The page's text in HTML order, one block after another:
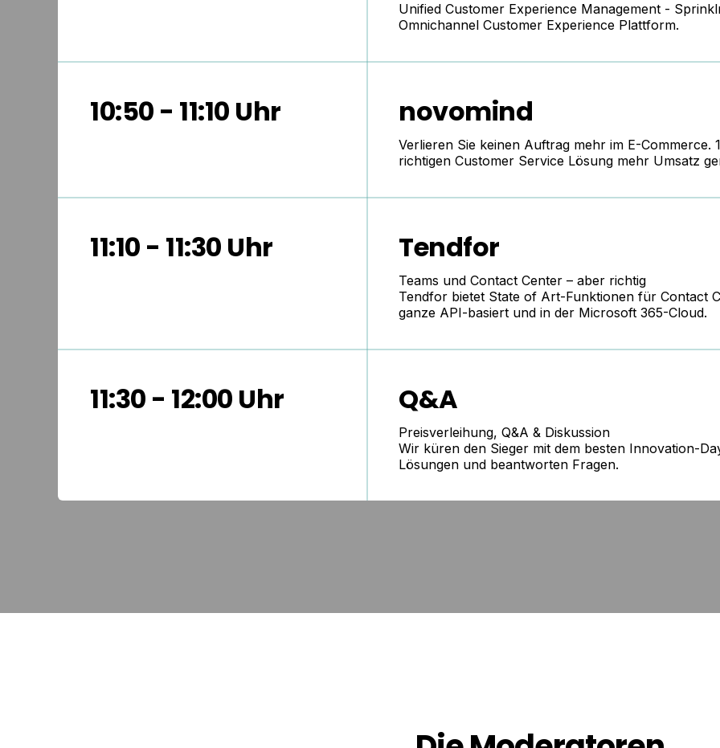
Unified Customer Experience Management -
Omnichannel Customer Experience Plattform.
10:50 - 11:10 Uhr novomind
Verlieren Sie keinen Auftrag mehr im E-Commerce.
richtigen Customer Service Lösung mehr Umsatz
11:10 - 11:30 Uhr Tendfor
Teams und Contact Center – aber richtig
Tendfor bietet State of Art-Funktionen für Contact
ganze API-basiert und in der Microsoft 365-Cloud.
11:30 - 12:00 Uhr Q&A
Preisverleihung, Q&A & Diskussion
Wir küren den Sieger mit dem besten Innovation-
Lösungen und beantworten Fragen.